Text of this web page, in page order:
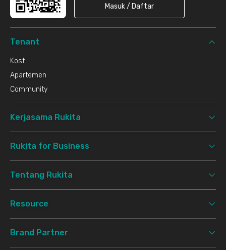
Masuk / Daftar
Tenant
Kost
Apartemen
Community
Kerjasama Rukita
Rukita for Business
Tentang Rukita
Resource
Brand Partner